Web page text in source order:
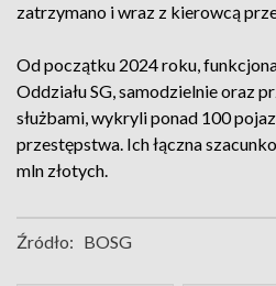
zatrzymano i wraz z kierowcą
Od początku 2024 roku,
Oddziału SG, samodzielnie oraz
służbami, wykryli ponad 100
przestępstwa. Ich łączna
mln złotych.
Źródło: BOSG